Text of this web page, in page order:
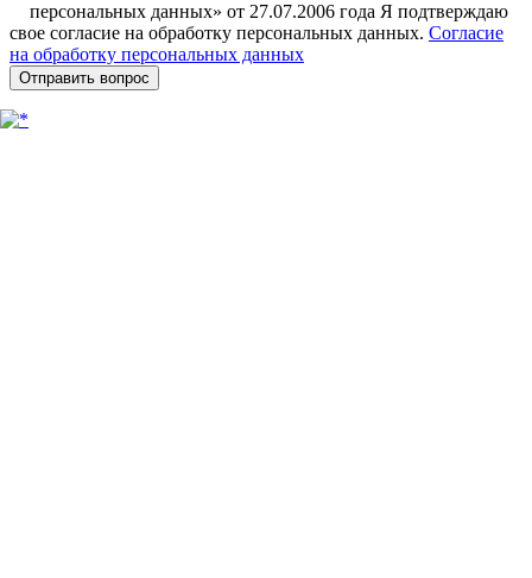
персональных данных» от 27.07.2006 года Я подтверждаю
свое согласие на обработку персональных данных. Согласие
на обработку персональных данных